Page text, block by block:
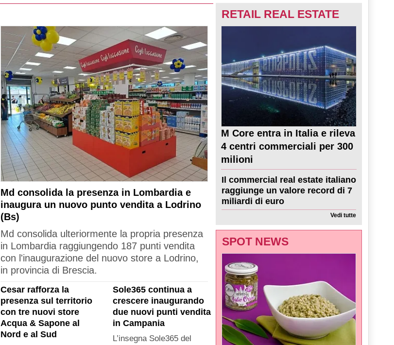
Md consolida la presenza in Lombardia e
inaugura un nuovo punto vendita a Lodrino
(Bs)
Md consolida ulteriormente la propria presenza
in Lombardia raggiungendo 187 punti vendita
con l'inaugurazione del nuovo store a Lodrino,
in provincia di Brescia.
Cesar rafforza la
presenza sul territorio
con tre nuovi store
Acqua & Sapone al
Nord e al Sud
Sole365 continua a
crescere inaugurando
due nuovi punti vendita
in Campania
L’insegna Sole365 del
RETAIL REAL ESTATE
M Core entra in Italia e rileva
4 centri commerciali per 300
milioni
Il commercial real estate italiano
raggiunge un valore record di 7
miliardi di euro
Vedi tutte
SPOT NEWS